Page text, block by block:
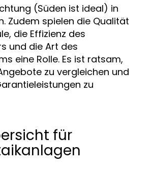
(Süden ist ideal) in
Zudem spielen die Qualität
die Effizienz des
und die Art des
eine Rolle. Es ist ratsam,
zu vergleichen und
zu
für